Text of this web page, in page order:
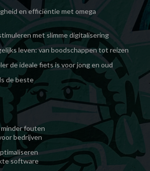
en efficiëntie met omega
met slimme digitalisering
leven: van boodschappen tot reizen
de ideale fiets is voor jong en oud
de beste
fouten
bedrijven
software